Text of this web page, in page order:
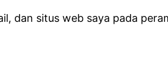
dan situs web saya pada